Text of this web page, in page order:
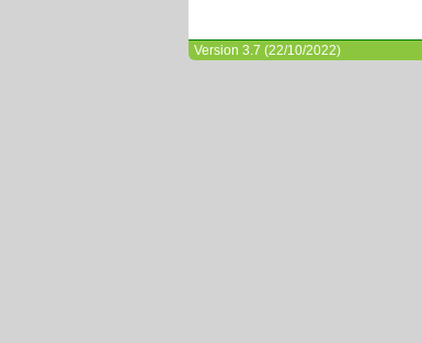
Version 3.7 (22/10/2022)